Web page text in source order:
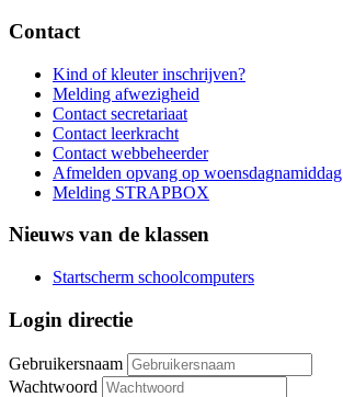
Contact
Kind of kleuter inschrijven?
Melding afwezigheid
Contact secretariaat
Contact leerkracht
Contact webbeheerder
Afmelden opvang op woensdagnamiddag
Melding STRAPBOX
Nieuws van de klassen
Startscherm schoolcomputers
Login directie
Gebruikersnaam
Wachtwoord